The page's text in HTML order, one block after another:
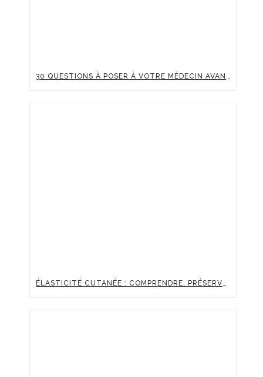
30 QUESTIONS À POSER À VOTRE MÉDECIN AVANT UNE INJECTION D’ACIDE HYALURONIQUE